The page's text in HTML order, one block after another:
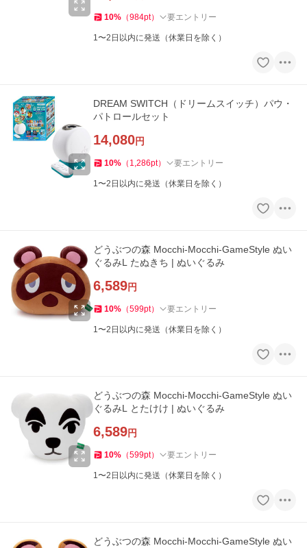
10% （984pt） 要エントリー
1〜2日以内に発送（休業日を除く）
DREAM SWITCH（ドリームスイッチ）パウ・
パトロールセット
14,080円
10% （ 1,286pt） 要エントリー
1〜2日以内に発送（休業日を除く）
どうぶつの森 Mocchi-Mocchi-GameStyle ぬい
ぐるみL たぬきち | ぬいぐるみ
6,589円
10% （599pt） 要エントリー
1〜2日以内に発送（休業日を除く）
どうぶつの森 Mocchi-Mocchi-GameStyle ぬい
ぐるみL とたけけ | ぬいぐるみ
6,589円
10% （599pt） 要エントリー
1〜2日以内に発送（休業日を除く）
どうぶつの森 Mocchi-Mocchi-GameStyle ぬい